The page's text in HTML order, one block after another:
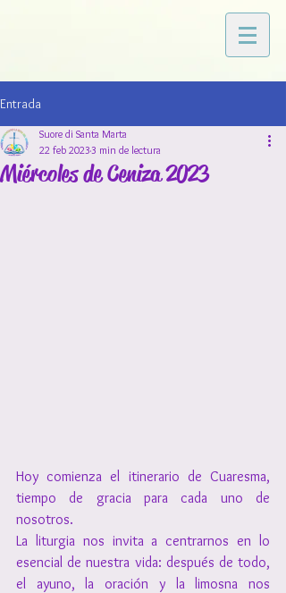
Entrada
Miércoles de Ceniza 2023
Suore di Santa Marta
22 feb 20233 min de lectura
Hoy comienza el itinerario de Cuaresma,
tiempo de gracia para cada uno de
nosotros.
La liturgia nos invita a centrarnos en lo
esencial de nuestra vida: después de todo,
el ayuno, la oración y la limosna nos